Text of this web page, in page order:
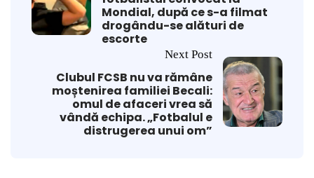
Mondial, după ce s-a filmat
drogându-se alături de
escorte
Next Post
Clubul FCSB nu va rămâne
moștenirea familiei Becali:
omul de afaceri vrea să
vândă echipa. „Fotbalul e
distrugerea unui om”